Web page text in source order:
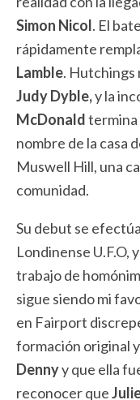
Simon Nicol. El
rápidamente
Lamble. Hutchings
Judy Dyble,y la
McDonaldtermina
nombre de la casa
Muswell Hill, una
comunidad.
Su debut se
Londinense U.F.O,
trabajo de
sigue siendo mi
en Fairport
formación original
Dennyy que ella
reconocer que